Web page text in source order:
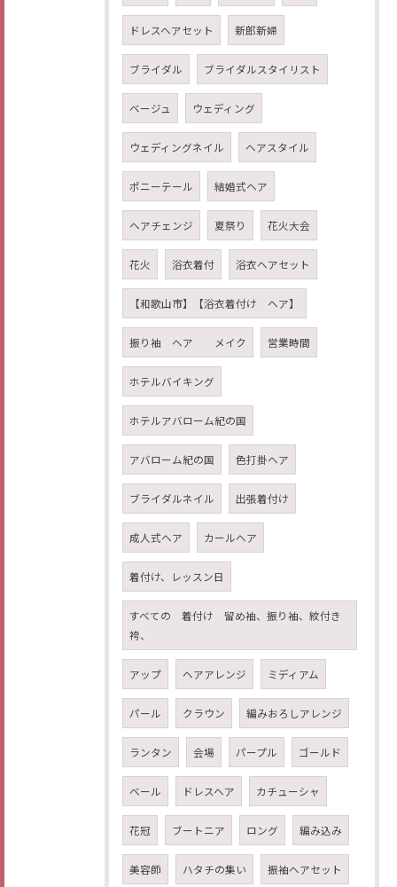
ドレスヘアセット 新郎新婦
ブライダル ブライダルスタイリスト
ベージュ ウェディング
ウェディングネイル ヘアスタイル
ポニーテール 結婚式ヘア
ヘアチェンジ 夏祭り 花火大会
花火 浴衣着付 浴衣ヘアセット
【和歌山市】【浴衣着付け ヘア】
振り袖 ヘア メイク 営業時間
ホテルバイキング
ホテルアバローム紀の国
アバローム紀の国 色打掛ヘア
ブライダルネイル 出張着付け
成人式ヘア カールヘア
着付け、レッスン日
すべての 着付け 留め袖、振り袖、紋付き
袴、
アップ ヘアアレンジ ミディアム
パール クラウン 編みおろしアレンジ
ランタン 会場 パープル ゴールド
ベール ドレスヘア カチューシャ
花冠 ブートニア ロング 編み込み
美容師 ハタチの集い 振袖ヘアセット